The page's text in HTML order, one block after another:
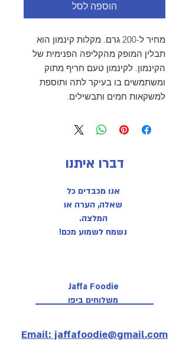
הוספה לסל
מחיר ל-200 גרם. מקלות קינמון הוא
תבלין המופק מהקליפה הפנימית של
הקינמון. לקינמון טעם חריף מתוק
ומשתמשים בו בעיקר לתה ותוספת
למשקאות חמים ותבשילים.
אנו מכבדים כל
שאלה, הערה או
המלצה.
נשמח לשמוע מכם!
Jaffa Foodie
משלוחים ביפו
Email: jaffafoodie@gmail.com
דברו איתנו